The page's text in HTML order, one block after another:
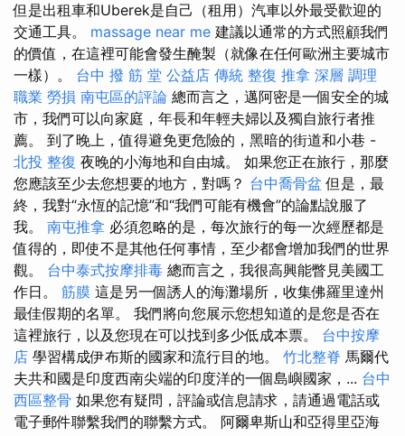
但是出租車和Uberek是自己（租用）汽車以外最受歡迎的
交通工具。 massage near me 建議以通常的方式照顧我們
的價值，在這裡可能會發生醃製（就像在任何歐洲主要城市
一樣）。 台中 撥 筋 堂 公益店 傳統 整復 推拿 深層 調理
職業 勞損 南屯區的評論 總而言之，邁阿密是一個安全的城
市，我們可以向家庭，年長和年輕夫婦以及獨自旅行者推
薦。 到了晚上，值得避免更危險的，黑暗的街道和小巷 -
北投 整復 夜晚的小海地和自由城。 如果您正在旅行，那麼
您應該至少去您想要的地方，對嗎？ 台中喬骨盆 但是，最
終，我對“永恆的記憶”和“我們可能有機會”的論點說服了
我。 南屯推拿 必須忽略的是，每次旅行的每一次經歷都是
值得的，即使不是其他任何事情，至少都會增加我們的世界
觀。 台中泰式按摩排毒 總而言之，我很高興能瞥見美國工
作日。 筋膜 這是另一個誘人的海灘場所，收集佛羅里達州
最佳假期的名單。 我們將向您展示您想知道的是您是否在
這裡旅行，以及您現在可以找到多少低成本票。 台中按摩
店 學習構成伊布斯的國家和流行目的地。 竹北整脊 馬爾代
夫共和國是印度西南尖端的印度洋的一個島嶼國家，... 台中
西區整骨 如果您有疑問，評論或信息請求，請通過電話或
電子郵件聯繫我們的聯繫方式。 阿爾卑斯山和亞得里亞海